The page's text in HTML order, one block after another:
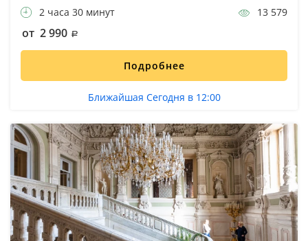
2 часа 30 минут
13 579
от 2 990
Подробнее
Ближайшая Сегодня в 12:00